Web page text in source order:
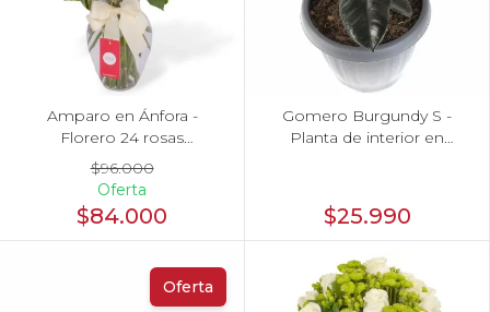
Amparo en Ánfora -
Florero 24 rosas
ecuatorianas blanco
$96.000
Oferta
$84.000
Gomero Burgundy S -
Planta de interior en
$25.990
Oferta
6 Rosas Ecuatorianas en Caja